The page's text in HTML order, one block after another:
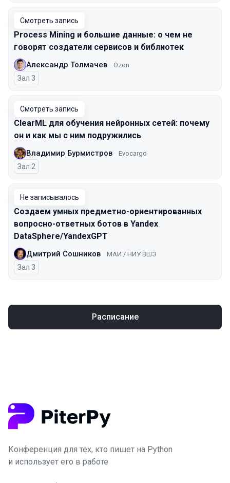
Смотреть запись
Process Mining и большие данные: о чем не
говорят создатели сервисов и библиотек
Александр Толмачев Ozon
Зал 3
Смотреть запись
ClearML для обучения нейронных сетей: почему
он и как мы с ним подружились
Владимир Бурмистров Evocargo
Зал 2
Не записывалось
Создаем умных предметно-ориентированных
вопросно-ответных ботов в Yandex
DataSphere/YandexGPT
Дмитрий Сошников МАИ / НИУ ВШЭ
Зал 3
Расписание
Конференция для тех, кто пишет на Python
и использует его в работе